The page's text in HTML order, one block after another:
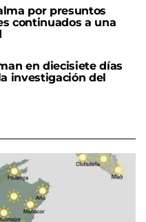
por presuntos
continuados a una
en diecisiete días
investigación del